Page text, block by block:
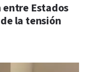
Estados
la tensión